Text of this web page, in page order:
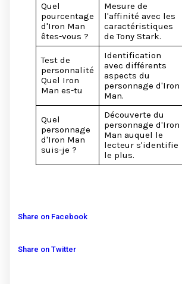
Quel
pourcentage
d'Iron Man
êtes-vous ?
Mesure de
l'affinité avec les
caractéristiques
de Tony Stark.
Test de
personnalité
Quel Iron
Man es-tu
Identification
avec différents
aspects du
personnage d'Iron
Man.
Quel
personnage
d'Iron Man
suis-je ?
Découverte du
personnage d'Iron
Man auquel le
lecteur s'identifie
le plus.
Share on Facebook
Share on Twitter